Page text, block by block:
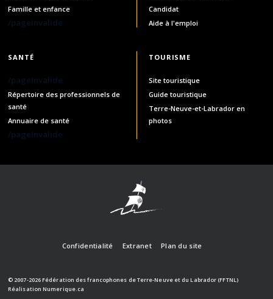
Famille et enfance
/pageInvalide
Candidat
Aide à l'emploi
SANTÉ
/pageInvalide
Répertoire des professionnels de
santé
Annuaire de santé
/pageInvalide
TOURISME
Site touristique
Guide touristique
Terre-Neuve-et-Labrador en
photos
Confidentialité Extranet Plan du site
© 2007-2026 Fédération des francophones de Terre-Neuve et du Labrador (FFTNL)
RéalisationNumerique.ca